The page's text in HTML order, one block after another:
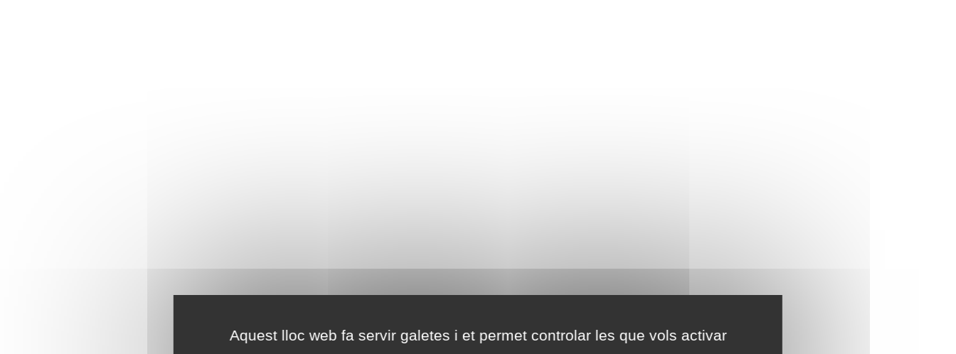
Aquest lloc web fa servir galetes i et permet controlar les que vols activar